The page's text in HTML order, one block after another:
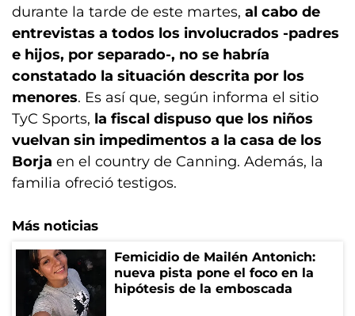
durante la tarde de este martes, al cabo de
entrevistas a todos los involucrados -padres
e hijos, por separado-, no se habría
constatado la situación descrita por los
menores. Es así que, según informa el sitio
TyC Sports, la fiscal dispuso que los niños
vuelvan sin impedimentos a la casa de los
Borja en el country de Canning. Además, la
familia ofreció testigos.
Más noticias
Femicidio de Mailén Antonich:
nueva pista pone el foco en la
hipótesis de la emboscada